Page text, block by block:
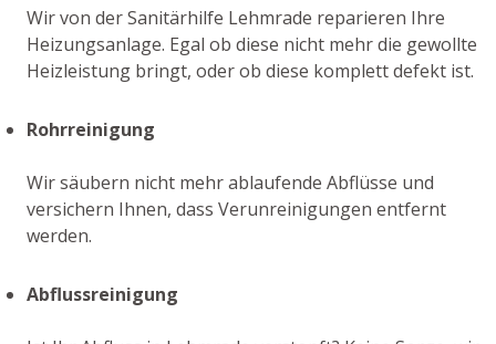
Wir von der Sanitärhilfe Lehmrade reparieren Ihre
Heizungsanlage. Egal ob diese nicht mehr die gewollte
Heizleistung bringt, oder ob diese komplett defekt ist.
Rohrreinigung
Wir säubern nicht mehr ablaufende Abflüsse und
versichern Ihnen, dass Verunreinigungen entfernt
werden.
Abflussreinigung